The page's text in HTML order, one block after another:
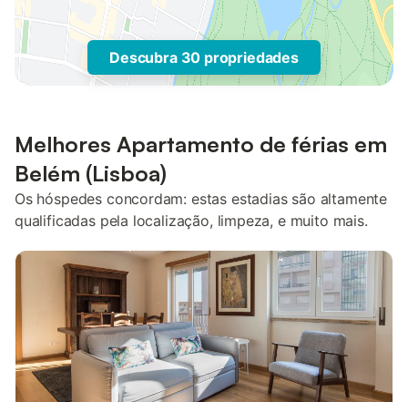
Descubra 30 propriedades
Melhores Apartamento de férias em
Belém (Lisboa)
Os hóspedes concordam: estas estadias são altamente
qualificadas pela localização, limpeza, e muito mais.